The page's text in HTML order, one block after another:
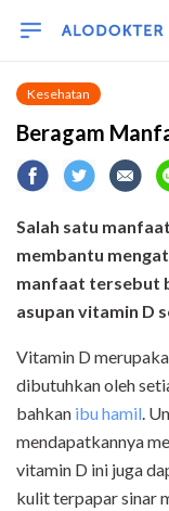
Kesehatan
Beragam
Salah satu
membantu
manfaat tersebut
asupan vitamin D
Vitamin D
dibutuhkan oleh
bahkan ibu hamil.
mendapatkannya
vitamin D ini juga
kulit terpapar sinar